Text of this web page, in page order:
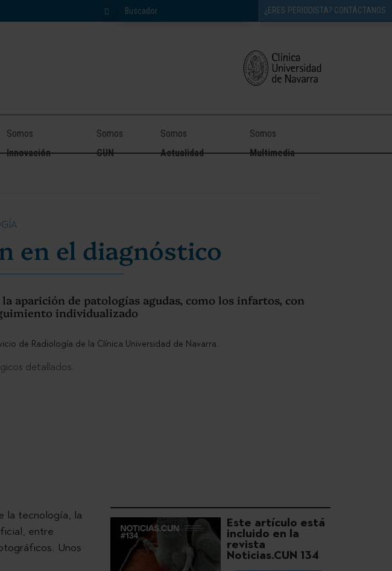
¿ERES PERIODISTA? CONTÁCTANOS
Somos
Innovación
Somos
CUN
Somos
Actualidad
Somos
Multimedia
en el diagnóstico
aparición de patologías agudas, como los infartos, con
individualizado
detallados.
la tecnología, la
entre
Unos
Este artículo está
incluido en la
revista
Noticias.CUN 134